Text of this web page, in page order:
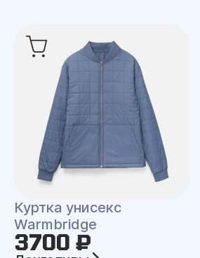
Куртка унисекс
Warmbridge
3700 ₽